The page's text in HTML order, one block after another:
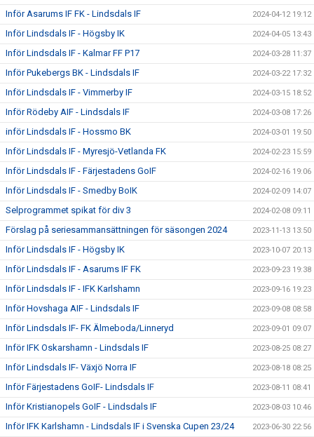
Inför Asarums IF FK - Lindsdals IF 2024-04-12 19:12
Inför Lindsdals IF - Högsby IK 2024-04-05 13:43
Inför Lindsdals IF - Kalmar FF P17 2024-03-28 11:37
Inför Pukebergs BK - Lindsdals IF 2024-03-22 17:32
Inför Lindsdals IF - Vimmerby IF 2024-03-15 18:52
Inför Rödeby AIF - Lindsdals IF 2024-03-08 17:26
inför Lindsdals IF - Hossmo BK 2024-03-01 19:50
Inför Lindsdals IF - Myresjö-Vetlanda FK 2024-02-23 15:59
Inför Lindsdals IF - Färjestadens GoIF 2024-02-16 19:06
Inför Lindsdals IF - Smedby BoIK 2024-02-09 14:07
Selprogrammet spikat för div 3 2024-02-08 09:11
Förslag på seriesammansättningen för säsongen 2024 2023-11-13 13:50
Inför Lindsdals IF - Högsby IK 2023-10-07 20:13
Inför Lindsdals IF - Asarums IF FK 2023-09-23 19:38
Inför Lindsdals IF - IFK Karlshamn 2023-09-16 19:23
Inför Hovshaga AIF - Lindsdals IF 2023-09-08 08:58
Inför Lindsdals IF- FK Älmeboda/Linneryd 2023-09-01 09:07
Inför IFK Oskarshamn - Lindsdals IF 2023-08-25 08:27
Inför Lindsdals IF- Växjö Norra IF 2023-08-18 08:25
Inför Färjestadens GoIF- Lindsdals IF 2023-08-11 08:41
Inför Kristianopels GoIF - Lindsdals IF 2023-08-03 10:46
Inför IFK Karlshamn - Lindsdals IF i Svenska Cupen 23/24 2023-06-30 22:56